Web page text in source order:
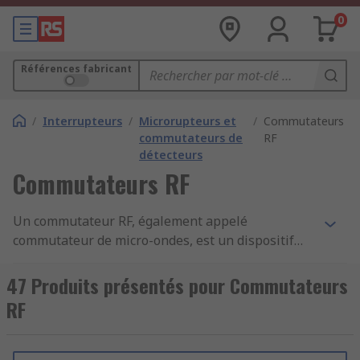
0
Références fabricant
/ Interrupteurs / Microrupteurs et
commutateurs de
détecteurs
/ Commutateurs
RF
Commutateurs RF
Un commutateur RF, également appelé
commutateur de micro-ondes, est un dispositif
fréquence à travers les chemins de transmission.
Les commutateurs RF (fréquence radio) sont
largement utilisés dans les systèmes de test de
instruments.Intégrant un commutateur dans un
47 Produits présentés pour Commutateurs
RF